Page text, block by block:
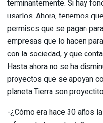
terminantemente. Si hay
usarlos. Ahora, tenemos
permisos que se pagan
empresas que lo hacen
con la sociedad, y que
Hasta ahora no se ha
proyectos que se apoyan
planeta Tierra son
-¿Cómo era hace 30 años